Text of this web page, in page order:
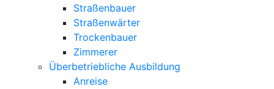
Straßenbauer
Straßenwärter
Trockenbauer
Zimmerer
Überbetriebliche Ausbildung
Anreise